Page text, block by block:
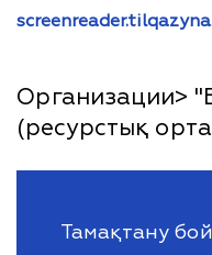
Организации>
(ресурстық
Тамақтану